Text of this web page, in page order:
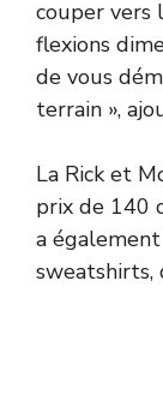
couper vers
flexions
de vous
terrain »,
La Rick et
prix de 140
a
sweatshirts,